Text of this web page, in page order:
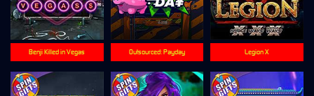
Outsourced: Payday
Benji Killed in Vegas Legion X